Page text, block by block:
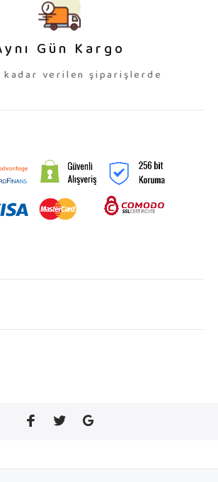
Gün Kargo
kadar verilen şiparişlerde